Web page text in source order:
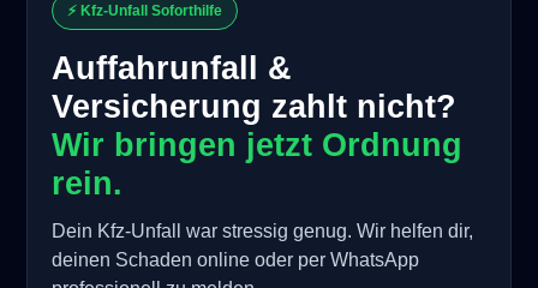
⚡ Kfz-Unfall Soforthilfe
Auffahrunfall &
Versicherung zahlt nicht?
Wir bringen jetzt Ordnung
rein.
Dein Kfz-Unfall war stressig genug. Wir helfen dir,
deinen Schaden online oder per WhatsApp